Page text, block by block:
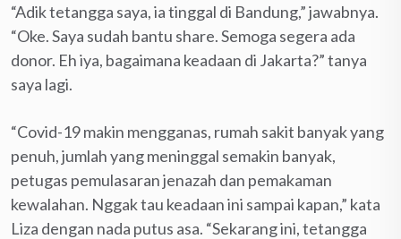
“Adik tetangga saya, ia tinggal di Bandung,” jawabnya.
“Oke. Saya sudah bantu share. Semoga segera ada
donor. Eh iya, bagaimana keadaan di Jakarta?” tanya
saya lagi.
“Covid-19 makin mengganas, rumah sakit banyak yang
penuh, jumlah yang meninggal semakin banyak,
petugas pemulasaran jenazah dan pemakaman
kewalahan. Nggak tau keadaan ini sampai kapan,” kata
Liza dengan nada putus asa. “Sekarang ini, tetangga